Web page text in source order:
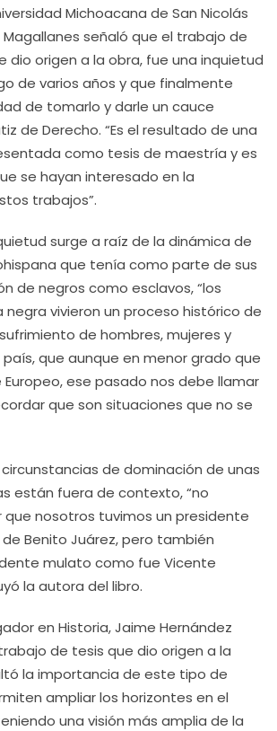
Michoacana de San Nicolás
Magallanes señaló que el trabajo de
dio origen a la obra, fue una inquietud
de varios años y que finalmente
de tomarlo y darle un cauce
de Derecho. “Es el resultado de una
como tesis de maestría y es
se hayan interesado en la
trabajos”.
surge a raíz de la dinámica de
que tenía como parte de sus
de negros como esclavos, “los
negra vivieron un proceso histórico de
de hombres, mujeres y
que aunque en menor grado que
ese pasado nos debe llamar
que son situaciones que no se
de dominación de unas
están fuera de contexto, “no
nosotros tuvimos un presidente
Benito Juárez, pero también
mulato como fue Vicente
la autora del libro.
en Historia, Jaime Hernández
de tesis que dio origen a la
la importancia de este tipo de
ampliar los horizontes en el
una visión más amplia de la